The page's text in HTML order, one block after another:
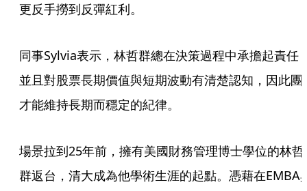
更反手撈到反彈紅利。
同事Sylvia表示，林哲群總在決策過程中承擔起責任
並且對股票長期價值與短期波動有清楚認知，因此團
才能維持長期而穩定的紀律。
場景拉到25年前，擁有美國財務管理博士學位的林哲
群返台，清大成為他學術生涯的起點。憑藉在EMBA